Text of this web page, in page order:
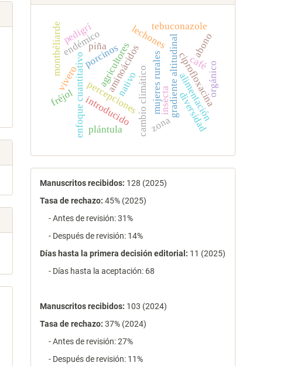
mujeres rurales
percepcionescambio climático gradiente altitudinal
enfoque cuantitativo agricultores
alimentación
porcinos
lechones
aminoácidos
diversidad
insecta
endémico
nativo
introducido
piña
tebuconazole
montbéliardepedigrí
ciprofloxacina
café
abono
orgánico
plántula
vivero
fréjol
zona
estadísticas
Manuscritos recibidos: 128 (2025)
Tasa de rechazo: 45% (2025)
- Antes de revisión: 31%
- Después de revisión: 14%
Días hasta la primera decisión editorial: 11 (2025)
- Días hasta la aceptación: 68
Manuscritos recibidos: 103 (2024)
Tasa de rechazo: 37% (2024)
- Antes de revisión: 27%
- Después de revisión: 11%